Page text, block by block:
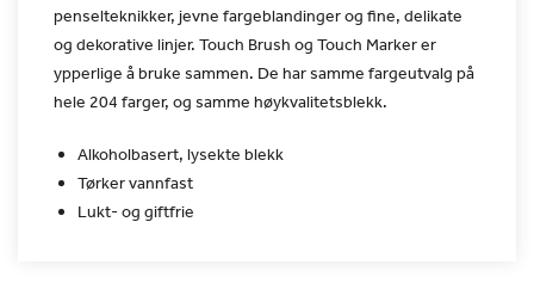
penselteknikker, jevne fargeblandinger og fine, delikate
og dekorative linjer. Touch Brush og Touch Marker er
ypperlige å bruke sammen. De harsamme fargeutvalg på
hele 204 farger, og samme høykvalitetsblekk.
Alkoholbasert, lysekte blekk
Tørker vannfast
Lukt- og giftfrie